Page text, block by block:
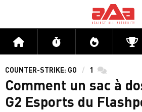
Accueil Flux Directs
COUNTER-STRIKE: GO 1 commentaires
Comment un sac à
G2 Esports du